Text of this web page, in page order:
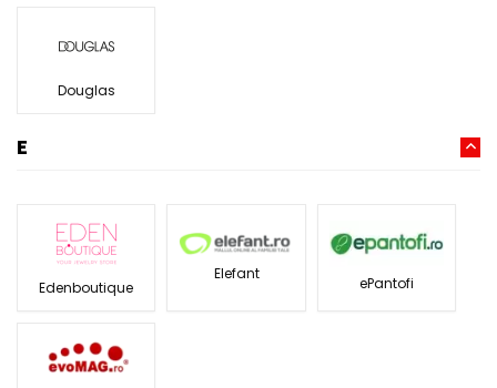
Douglas
E
Edenboutique
Elefant
ePantofi